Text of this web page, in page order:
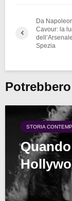
Da
Cavour: la
Spezia
STORIA